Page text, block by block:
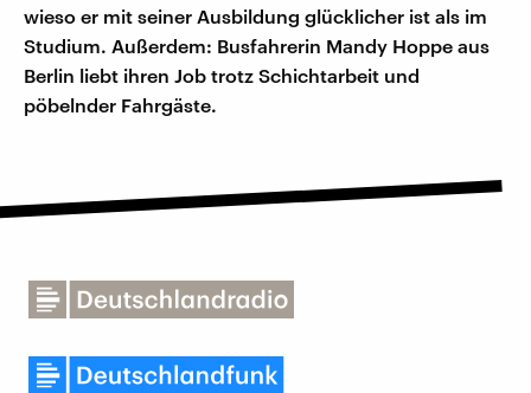
wieso er mit seiner Ausbildung glücklicher ist als im
Studium. Außerdem: Busfahrerin Mandy Hoppe aus
Berlin liebt ihren Job trotz Schichtarbeit und
pöbelnder Fahrgäste.